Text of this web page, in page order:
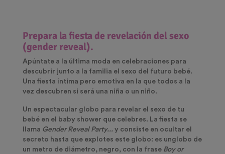
Prepara la fiesta de revelación del sexo
(gender reveal).
Apúntate a la última moda en celebraciones para
descubrir junto a la familia el sexo del futuro bebé.
Una fiesta íntima pero emotiva en la que todos a la
vez descubren si será una niña o un niño.
Un espectacular globo para revelar el sexo de tu
bebé en el baby shower que celebres. La fiesta se
llama Gender Reveal Party... y consiste en ocultar el
secreto hasta que explotes este globo: es unglobo de
un metro de diámetro, negro, con la frase Boy or